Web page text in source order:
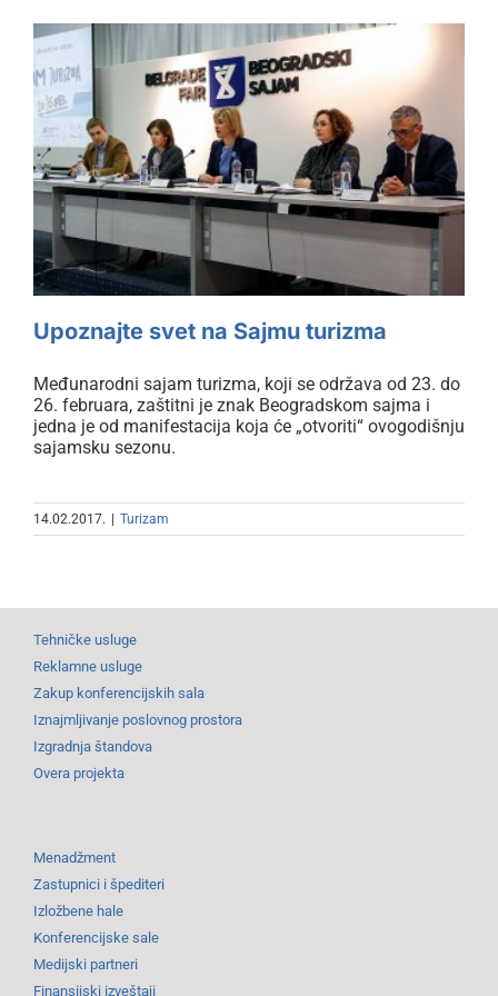
Upoznajte svet na Sajmu turizma
Upoznajte svet na Sajmu turizma
Međunarodni sajam turizma, koji se održava od 23. do
26. februara, zaštitni je znak Beogradskom sajma i
jedna je od manifestacija koja će „otvoriti“ ovogodišnju
sajamsku sezonu.
14.02.2017. Turizam
Tehničke usluge
Reklamne usluge
Zakup konferencijskih sala
Iznajmljivanje poslovnog prostora
Izgradnja štandova
Overa projekta
Menadžment
Zastupnici i špediteri
Izložbene hale
Konferencijske sale
Medijski partneri
Finansijski izveštaji